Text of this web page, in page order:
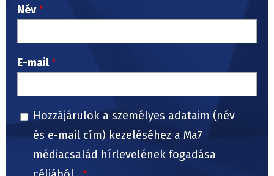
Név
E-mail
Hozzájárulok a személyes adataim (név
és e-mail cím) kezeléséhez a Ma7
médiacsalád hírlevelének fogadása